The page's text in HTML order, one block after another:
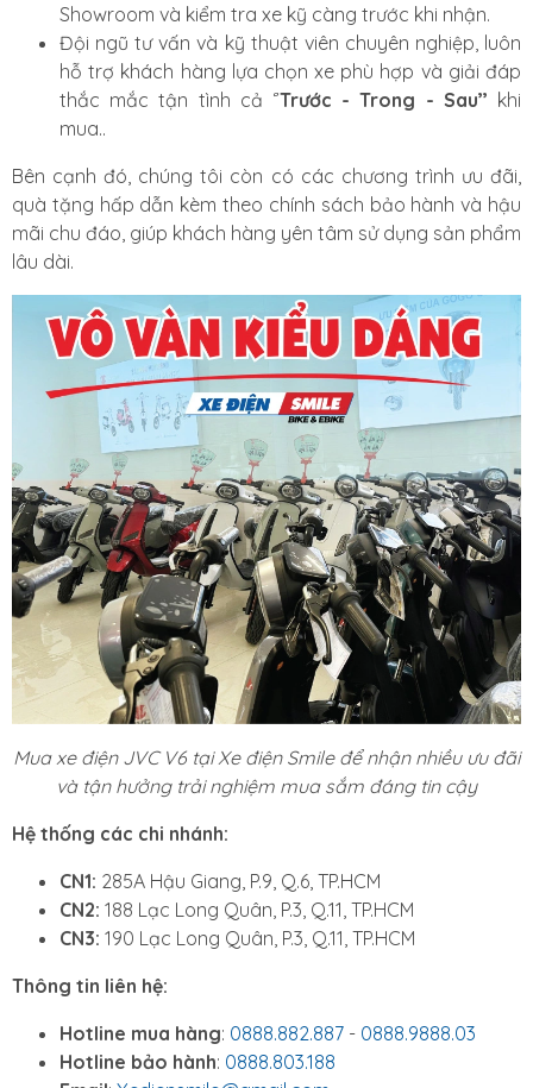
Showroom và kiểm tra xe kỹ càng trước khi nhận.
Đội ngũ tư vấn và kỹ thuật viên chuyên nghiệp, luôn
hỗ trợ khách hàng lựa chọn xe phù hợp và giải đáp
thắc mắc tận tình cả ‘’Trước - Trong - Sau’’ khi
mua..
Bên cạnh đó, chúng tôi còn có các chương trình ưu đãi,
quà tặng hấp dẫn kèm theo chính sách bảo hành và hậu
mãi chu đáo, giúp khách hàng yên tâm sử dụng sản phẩm
lâu dài.
Mua xe điện JVC V6 tại Xe điện Smile để nhận nhiều ưu đãi
và tận hưởng trải nghiệm mua sắm đáng tin cậy
Hệ thống các chi nhánh:
CN1: 285A Hậu Giang, P.9, Q.6, TP.HCM
CN2: 188 Lạc Long Quân, P.3, Q.11, TP.HCM
CN3: 190 Lạc Long Quân, P.3, Q.11, TP.HCM
Thông tin liên hệ:
Hotline mua hàng: 0888.882.887 - 0888.9888.03
Hotline bảo hành: 0888.803.188